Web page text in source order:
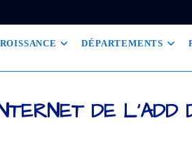
DÉPARTEMENTS
DE L'ADD